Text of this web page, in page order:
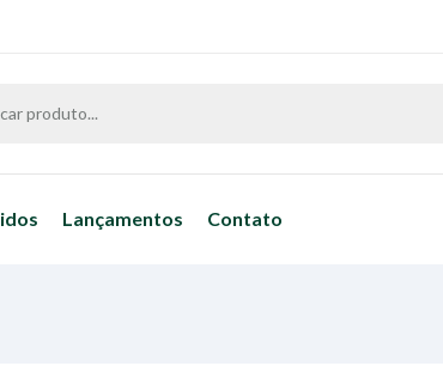
Lançamentos Contato